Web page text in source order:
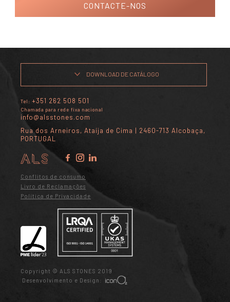
CONTACTE-NOS
DOWNLOAD DE CATÁLOGO
Tel: +351 262 508 501
Chamada para rede fixa nacional
info@alsstones.com
Rua dos Arneiros, Ataíja de Cima | 2460-713 Alcobaça,
PORTUGAL
Conflitos de consumo
Livro de Reclamações
Política de Privacidade
Copyright © ALS STONES 2019
Desenvolvimento e Design: